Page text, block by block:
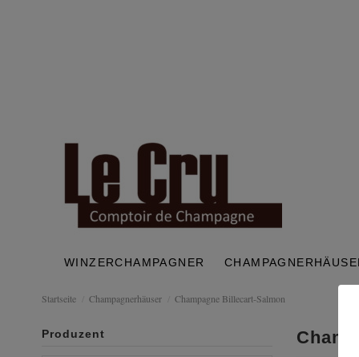
WINZERCHAMPAGNER
Startseite Champagnerhäuser Champagne Billecart-Salmon
Produzent